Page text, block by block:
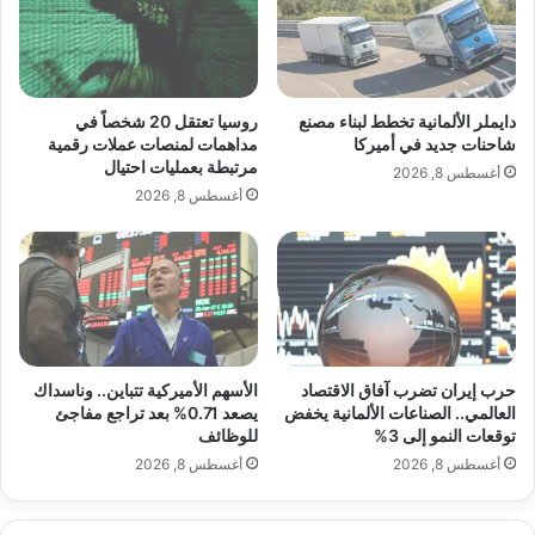
بعدم نشوب حرب تشمل الشرق الاوسط
البناء
– مجزرة بايدن في المستشفى المعمداني: 500 شهيد لبدء تنفيذ
مخطط التهجير
-هنية يدعو… والشارع العربي يتحرّك… واليوم مؤتمر وزراء
الخارجية الإسلامي
-الخامنئي: لا يمكن إيقاف محور المقاومة إذا استمرّ القتل…
وتصاعد في جبهة لبنان
الشرق الأوسط
– تبادل جديد للقصف على الحدود اللبنانية الإسرائيلية
-مذبحة في مستشفى بغزة وإلغاء قمة الأردن الرباعية
ي
ج
ا
ل
ر
ق
م
ي
ا
س
ط
ن
ب
و
ل
ش
ه
ا
ا
ل
ج
ن
ا
ل
ل
ب
ن
ا
ن
ي
…
ق
ئ
دايملر الألمانية تخطط لبناء مصنع
شاحنات جديد في أميركا
أغسطس 8, 2026
روسيا تعتقل 20 شخصاً في
مداهمات لمنصات عملات رقمية
مرتبطة بعمليات احتيال
أغسطس 8, 2026
حرب إيران تضرب آفاق الاقتصاد
العالمي.. الصناعات الألمانية يخفض
توقعات النمو إلى 3%
أغسطس 8, 2026
الأسهم الأميركية تتباين.. وناسداك
يصعد 0.71% بعد تراجع مفاجئ
للوظائف
أغسطس 8, 2026